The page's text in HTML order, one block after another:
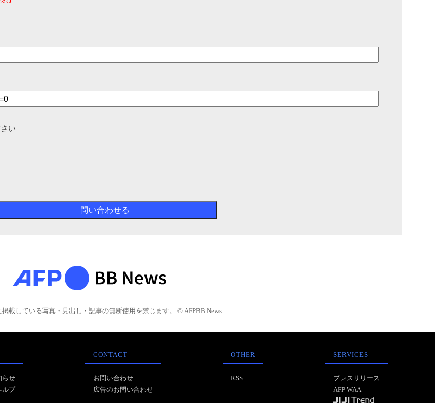
い
掲載している写真・見出し・記事の無断使用を禁じます。 © AFPBB News
らせ
ルプ
CONTACT
お問い合わせ
広告のお問い合わせ
OTHER
RSS
SERVICES
プレスリリース
AFP WAA